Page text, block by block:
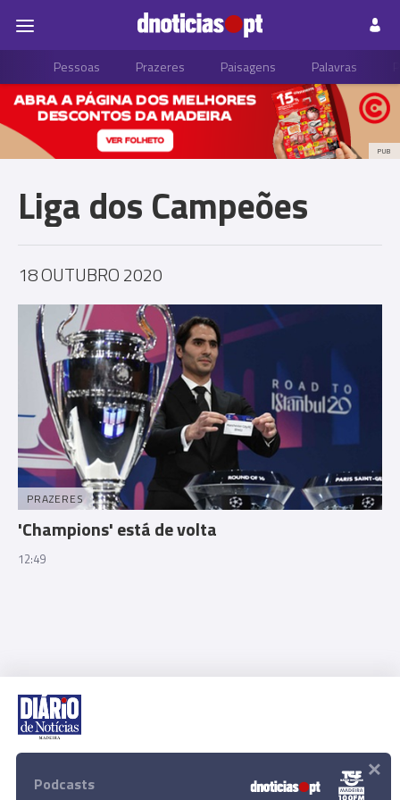
Pessoas Prazeres Paisagens Palavras
PUB
Liga dos Campeões
18 OUTUBRO 2020
PRAZERES
'Champions' está de volta
12:49
Rua Dr. Fernão de Ornelas, 56 - 3º
291 202 300
Podcasts ×